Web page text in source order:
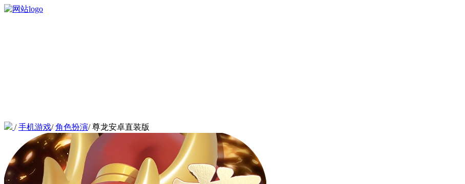
/手机游戏/角色扮演/尊龙安卓直装版